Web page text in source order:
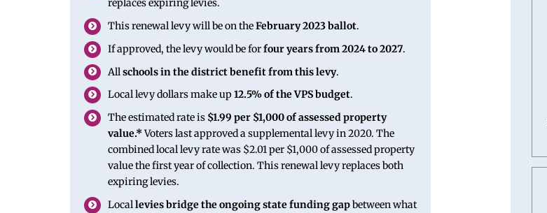
replaces expiring levies.
This renewal levy will be on theFebruary 2023 ballot.
If approved, the levy would be forfour years from 2024 to 2027.
All schools in the district benefit from this levy.
Local levy dollars make up 12.5% of the VPS budget.
The estimated rate is $1.99 per $1,000 of assessed property
value.*Voters last approved a supplemental levy in 2020. The
combined local levy rate was $2.01 per $1,000 of assessed property
value the first year of collection. This renewal levy replaces both
expiring levies.
Locallevies bridge the ongoing state funding gapbetween what